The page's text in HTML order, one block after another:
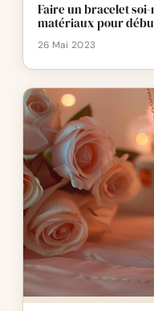
Faire un bracelet
matériaux pour
26 Mai 2023